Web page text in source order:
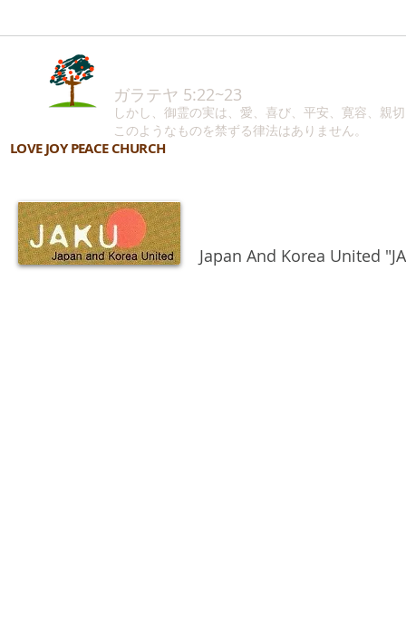
LOVE JOY PEACE CHURCH
ガラテヤ 5:22~23
しかし、御霊の実は、愛、喜び、平安、寛容、親
このようなものを禁ずる律法はありません。
Japan And Korea United